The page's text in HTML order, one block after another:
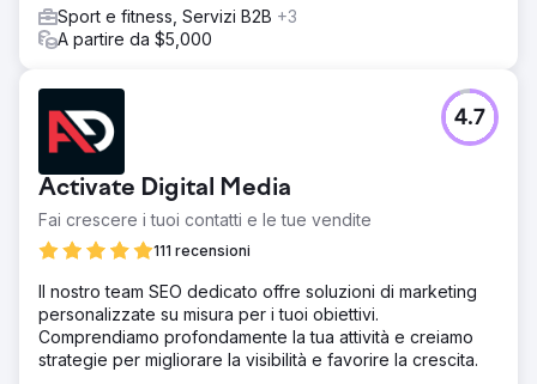
Sport e fitness, Servizi B2B +3
A partire da $5,000
Activate Digital Media
Fai crescere i tuoi contatti e le tue vendite
111 recensioni
4.7
Il nostro team SEO dedicato offre soluzioni di marketing
personalizzate su misura per i tuoi obiettivi.
Comprendiamo profondamente la tua attività e creiamo
strategie per migliorare la visibilità e favorire la crescita.